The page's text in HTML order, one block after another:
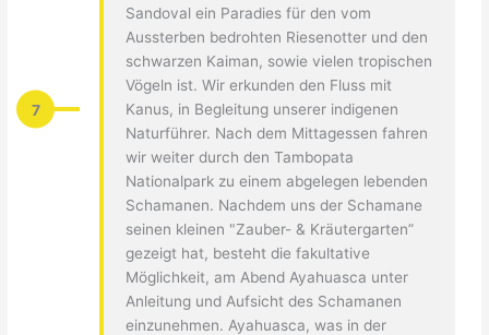
7
Sandoval ein Paradies für den vom
Aussterben bedrohten Riesenotter und den
schwarzen Kaiman, sowie vielen tropischen
Vögeln ist. Wir erkunden den Fluss mit
Kanus, in Begleitung unserer indigenen
Naturführer. Nach dem Mittagessen fahren
wir weiter durch den Tambopata
Nationalpark zu einem abgelegen lebenden
Schamanen. Nachdem uns der Schamane
seinen kleinen "Zauber- & Kräutergarten”
gezeigt hat, besteht die fakultative
Möglichkeit, am Abend Ayahuasca unter
Anleitung und Aufsicht des Schamanen
einzunehmen. Ayahuasca, was in der